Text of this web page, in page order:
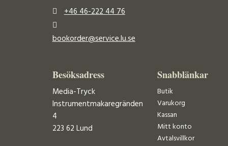
+46 46-222 44 76
bookorder@service.lu.se
Besöksadress
Media-Tryck
Instrumentmakaregränden
4
223 62 Lund
Snabblänkar
Butik
Varukorg
Kassan
Mitt konto
Avtalsvillkor